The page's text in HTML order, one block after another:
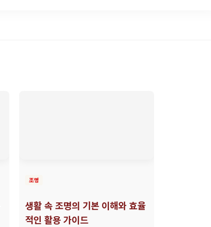
조명
생활 속 조명의 기본 이해와 효율
적인 활용 가이드